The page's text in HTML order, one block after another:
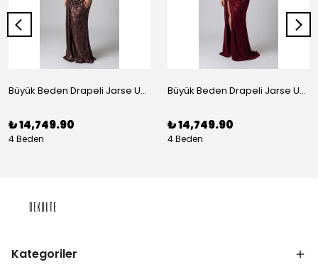
Büyük Beden Drapeli Jarse Uzun Abiye Elbise Bakır
₺ 14,749.90
4 Beden
Büyük Beden Drapeli Jarse Uzun Abiye Elbise Bordo
₺ 14,749.90
4 Beden
Kategoriler